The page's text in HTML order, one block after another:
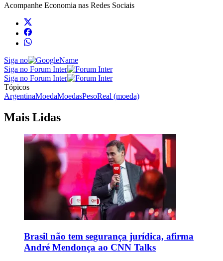
Acompanhe Economia nas Redes Sociais
Siga no
Siga no Forum Inter
Siga no Forum Inter
Tópicos
ArgentinaMoedaMoedasPesoReal (moeda)
Mais Lidas
Brasil não tem segurança jurídica, afirma
André Mendonça ao CNN Talks